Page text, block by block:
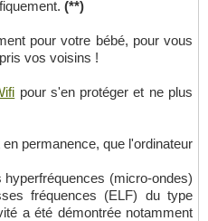
(**)
pour votre bébé, pour vous
vos voisins !
pour s'en protéger et ne plus
permanence, que l'ordinateur
(micro-ondes)
fréquences (ELF) du type
a été démontrée notamment